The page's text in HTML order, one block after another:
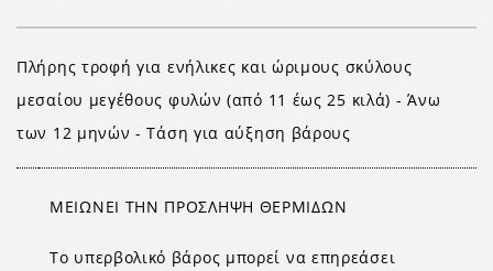
Πλήρης τροφή για ενήλικες και ώριμους σκύλους
μεσαίου μεγέθους φυλών (από 11 έως 25 κιλά) - Άνω
των 12 μηνών - Τάση για αύξηση βάρους
ΜΕΙΩΝΕΙ ΤΗΝ ΠΡΟΣΛΗΨΗ ΘΕΡΜΙΔΩΝ
Το υπερβολικό βάρος μπορεί να επηρεάσει